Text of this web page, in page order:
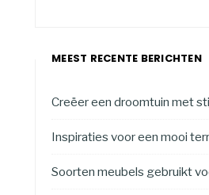
MEEST RECENTE BERICHTEN
Creëer een droomtuin met
Inspiraties voor een mooi
Soorten meubels gebruikt